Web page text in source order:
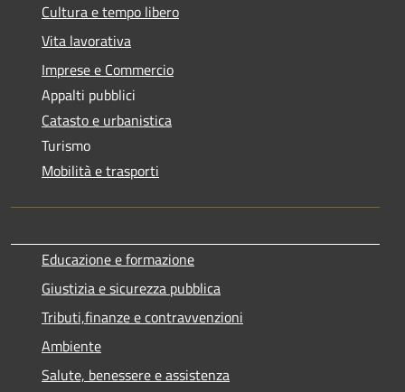
Cultura e tempo libero
Vita lavorativa
Imprese e Commercio
Appalti pubblici
Catasto e urbanistica
Turismo
Mobilità e trasporti
Educazione e formazione
Giustizia e sicurezza pubblica
Tributi,finanze e contravvenzioni
Ambiente
Salute, benessere e assistenza